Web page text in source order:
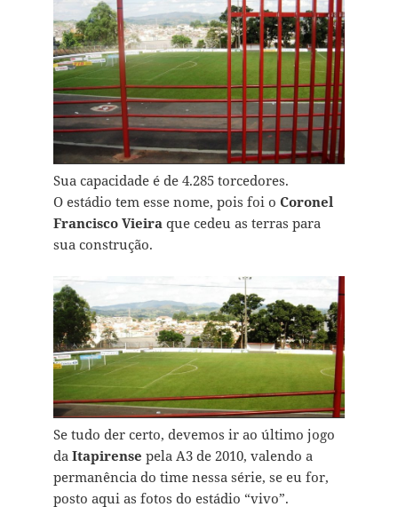
Sua capacidade é de 4.285 torcedores.
O estádio tem esse nome, pois foi o Coronel
Francisco Vieiraque cedeu as terras para
sua construção.
Se tudo der certo, devemos ir ao último jogo
da Itapirense pela A3 de 2010, valendo a
permanência do time nessa série, se eu for,
posto aqui as fotos do estádio “vivo”.